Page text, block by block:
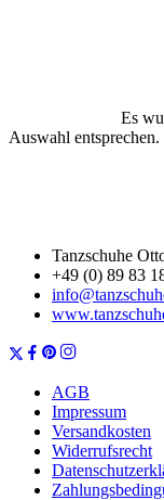
Es
Auswahl entsprechen.
Tanzschuhe
+49 (0) 89 83
AGB
Impressum
Versandkosten
Widerrufsrecht